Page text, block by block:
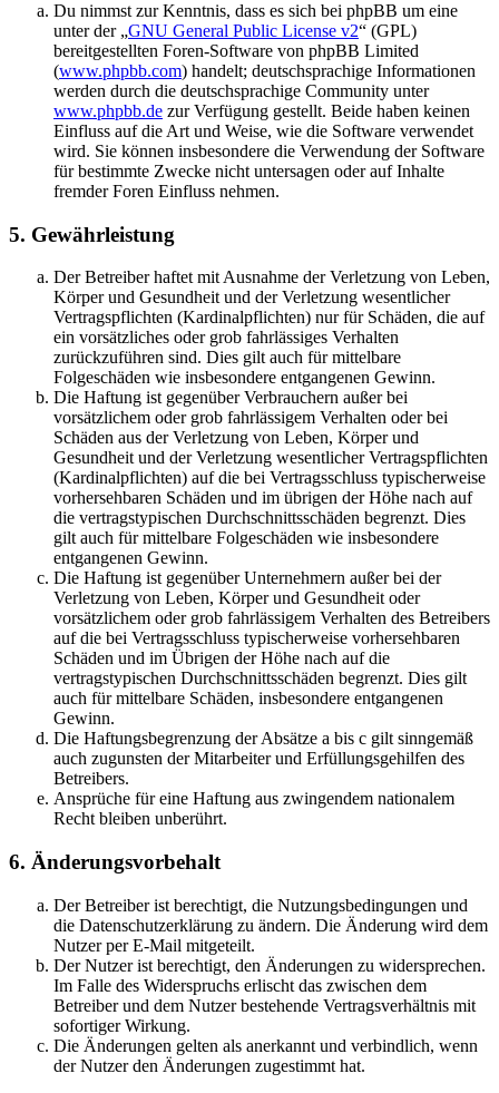
Du nimmst zur Kenntnis, dass es sich bei phpBB um eine
unter der „GNU General Public License v2“ (GPL)
bereitgestellten Foren-Software von phpBB Limited
(www.phpbb.com) handelt; deutschsprachige Informationen
werden durch die deutschsprachige Community unter
www.phpbb.de zur Verfügung gestellt. Beide haben keinen
Einfluss auf die Art und Weise, wie die Software verwendet
wird. Sie können insbesondere die Verwendung der Software
für bestimmte Zwecke nicht untersagen oder auf Inhalte
fremder Foren Einfluss nehmen.
5. Gewährleistung
Der Betreiber haftet mit Ausnahme der Verletzung von Leben,
Körper und Gesundheit und der Verletzung wesentlicher
Vertragspflichten (Kardinalpflichten) nur für Schäden, die auf
ein vorsätzliches oder grob fahrlässiges Verhalten
zurückzuführen sind. Dies gilt auch für mittelbare
Folgeschäden wie insbesondere entgangenen Gewinn.
Die Haftung ist gegenüber Verbrauchern außer bei
vorsätzlichem oder grob fahrlässigem Verhalten oder bei
Schäden aus der Verletzung von Leben, Körper und
Gesundheit und der Verletzung wesentlicher Vertragspflichten
(Kardinalpflichten) auf die bei Vertragsschluss typischerweise
vorhersehbaren Schäden und im übrigen der Höhe nach auf
die vertragstypischen Durchschnittsschäden begrenzt. Dies
gilt auch für mittelbare Folgeschäden wie insbesondere
entgangenen Gewinn.
Die Haftung ist gegenüber Unternehmern außer bei der
Verletzung von Leben, Körper und Gesundheit oder
vorsätzlichem oder grob fahrlässigem Verhalten des Betreibers
auf die bei Vertragsschluss typischerweise vorhersehbaren
Schäden und im Übrigen der Höhe nach auf die
vertragstypischen Durchschnittsschäden begrenzt. Dies gilt
auch für mittelbare Schäden, insbesondere entgangenen
Gewinn.
Die Haftungsbegrenzung der Absätze a bis c gilt sinngemäß
auch zugunsten der Mitarbeiter und Erfüllungsgehilfen des
Betreibers.
Ansprüche für eine Haftung aus zwingendem nationalem
Recht bleiben unberührt.
6. Änderungsvorbehalt
Der Betreiber ist berechtigt, die Nutzungsbedingungen und
die Datenschutzerklärung zu ändern. Die Änderung wird dem
Nutzer per E-Mail mitgeteilt.
Der Nutzer ist berechtigt, den Änderungen zu widersprechen.
Im Falle des Widerspruchs erlischt das zwischen dem
Betreiber und dem Nutzer bestehende Vertragsverhältnis mit
sofortiger Wirkung.
Die Änderungen gelten als anerkannt und verbindlich, wenn
der Nutzer den Änderungen zugestimmt hat.